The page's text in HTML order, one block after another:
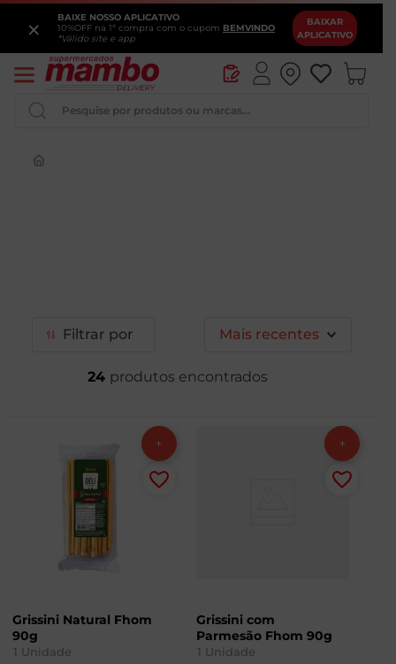
BAIXE NOSSO APLICATIVO
10%OFF na 1ª compra com o cupom BEMVINDO
*Válido site e app
BAIXAR
APLICATIVO
×
Pesquise por produtos ou marcas...
Filtrar Mais recentes
24
Grissini Natural Fhom
90g
1 Unidade
Grissini com
Parmesão Fhom 90g
1 Unidade